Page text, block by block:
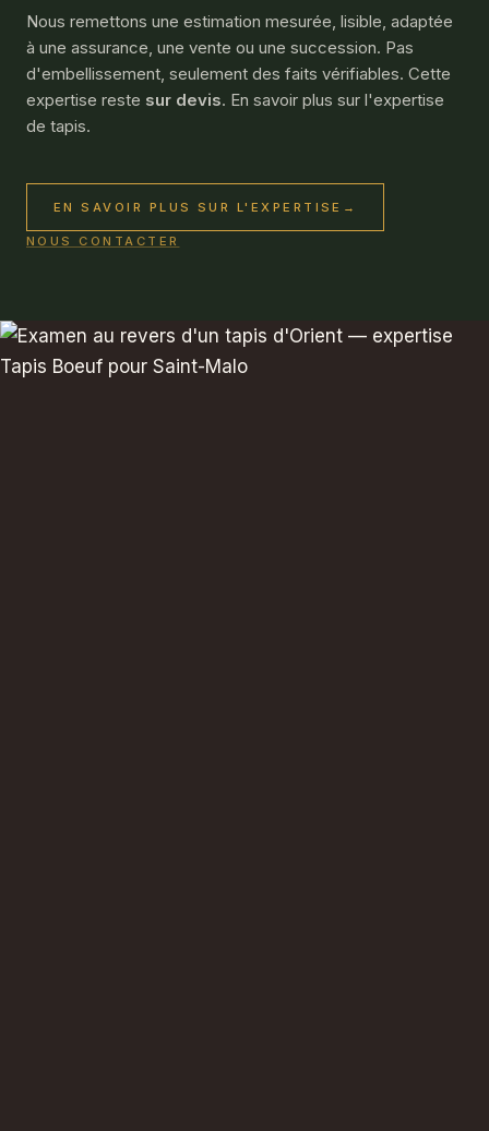
Nous remettons une estimation mesurée, lisible, adaptée
à une assurance, une vente ou une succession. Pas
d'embellissement, seulement des faits vérifiables. Cette
expertise reste sur devis. En savoir plus sur l'expertise
de tapis.
EN SAVOIR PLUS SUR L'EXPERTISE →
NOUS CONTACTER